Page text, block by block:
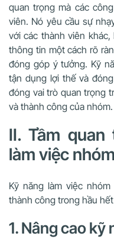
quan trọng mà các
viên. Nó yêu cầu sự
với các thành viên
thông tin một cách rõ
đóng góp ý tưởng. Kỹ
tận dụng lợi thế và
đóng vai trò quan trọng
và thành công của nhóm.
II. Tầm
làm việc nhóm
Kỹ năng làm việc
thành công trong hầu
1. Nâng cao kỹ